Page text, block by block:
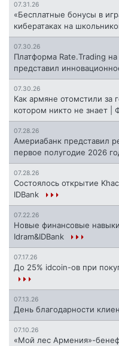
07.31.26
«Бесплатные бонусы в
кибератаках на
07.30.26
Платформа Rate.Trading
представил
07.30.26
Как армяне отомстили за
котором никто не знает |
07.28.26
Америабанк представил
первое полугодие 2026
07.28.26
Состоялось открытие
IDBank
07.22.26
Новые финансовые
Idram&IDBank
07.17.26
До 25% idcoin-ов при
07.13.26
День благодарности
07.10.26
«Мой лес Армения»-